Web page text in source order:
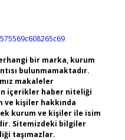
bir marka, kurum
bulunmamaktadır.
makaleler
içerikler haber niteliği
ve kişiler hakkında
kurum ve kişiler ile isim
Sitemizdeki bilgiler
taşımazlar.